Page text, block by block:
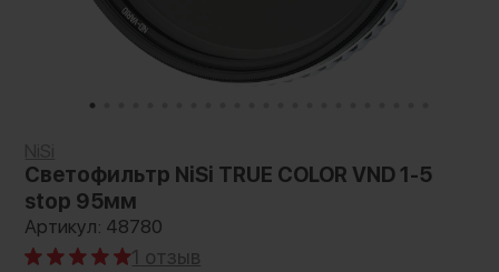
Светофильтр NiSi TRUE COLOR VND 1-5
stop 95мм
Артикул: 48780
1 отзыв